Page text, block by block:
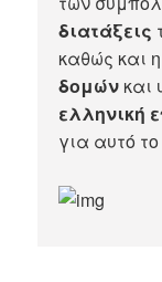
διατάξεις
καθώς και η
δομών και
ελληνική
για αυτό